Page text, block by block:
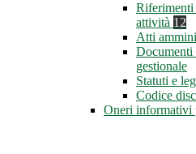
Riferimenti
attività 12
Atti
Documenti
gestionale
Statuti e
Codice
Oneri informativi